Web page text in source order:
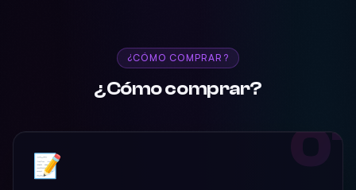
¿CÓMO COMPRAR?
¿Cómo comprar?
01
📝